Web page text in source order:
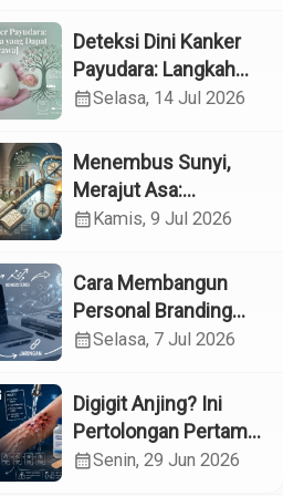
Reproduksi pada
Lansia melalui
Edukasi dan
Konseling di UPTD
Lanjut Usia Binjai
Deteksi Dini Kanker
Payudara: Langkah
Sederhana yang
Nyawa
calendar_monthSelasa, 14 Jul 2026
Menembus Sunyi,
Merajut Asa:
Menyelami Jantung
Pendidikan Khusus
calendar_monthKamis, 9 Jul 2026
Cara Membangun
Personal Branding
sebagai Dokter di Era
calendar_monthSelasa, 7 Jul 2026
Digigit Anjing? Ini
Pertolongan Pertama
yang Tepat dan Kapan
calendar_monthSenin, 29 Jun 2026